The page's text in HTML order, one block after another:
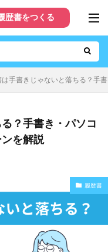
歴書をつくる
は手書きじゃないと落ちる？手
？手書き・パソコ
を解説
履歴書